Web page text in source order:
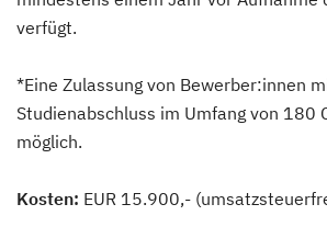
verfügt.
*Eine Zulassung von Bewerber:innen
Studienabschluss im Umfang von 180
möglich.
Kosten: EUR 15.900,-